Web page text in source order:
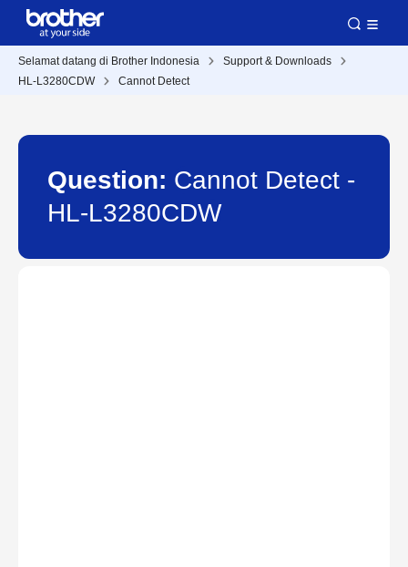
Selamat datang di Brother Indonesia
Support & Downloads
HL-L3280CDW
Cannot Detect
Question: Cannot Detect -
HL-L3280CDW